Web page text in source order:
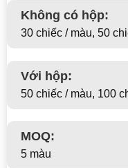
Không có hộp:
30 chiếc / màu, 50
Với hộp:
50 chiếc / màu, 100
MOQ:
5 màu